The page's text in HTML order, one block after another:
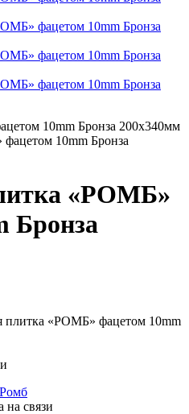
10mm Бронза 200х340мм
«РОМБ»
Бронза
плитка «РОМБ» фацетом 10mm
Ромб
на связи